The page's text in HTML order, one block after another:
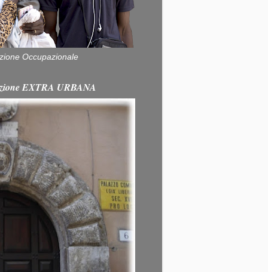
Occupazionale
EXTRA URBANA